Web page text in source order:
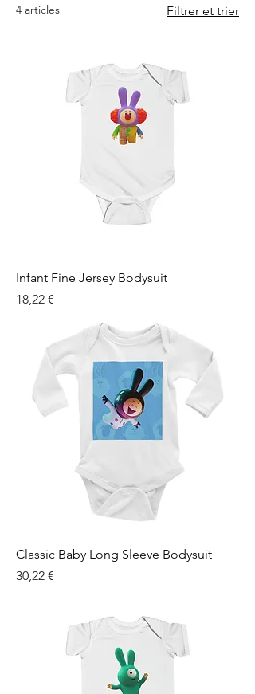
4 articles Filtrer et trier
Infant Fine Jersey Bodysuit
Prix
18,22 €
Classic Baby Long Sleeve Bodysuit
Prix
30,22 €